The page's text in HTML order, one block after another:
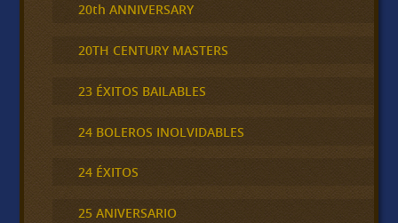
20th ANNIVERSARY
20TH CENTURY MASTERS
23 ÉXITOS BAILABLES
24 BOLEROS INOLVIDABLES
24 ÉXITOS
25 ANIVERSARIO